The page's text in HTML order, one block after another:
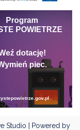
Studio | Powered by